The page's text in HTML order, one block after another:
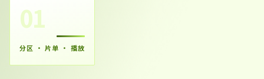
01
分区 · 片单 · 播放